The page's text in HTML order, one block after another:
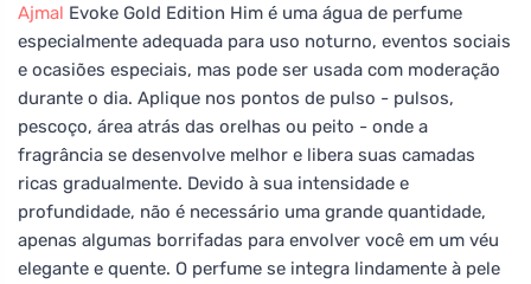
Ajmal Evoke Gold Edition Him é uma água de perfume
especialmente adequada para uso noturno, eventos sociais
e ocasiões especiais, mas pode ser usada com moderação
durante o dia. Aplique nos pontos de pulso - pulsos,
pescoço, área atrás das orelhas ou peito - onde a
fragrância se desenvolve melhor e libera suas camadas
ricas gradualmente. Devido à sua intensidade e
profundidade, não é necessário uma grande quantidade,
apenas algumas borrifadas para envolver você em um véu
elegante e quente. O perfume se integra lindamente à pele